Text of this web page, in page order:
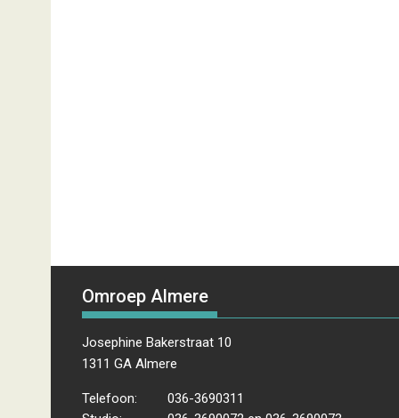
Omroep Almere
Josephine Bakerstraat 10
1311 GA Almere
Telefoon:
036-3690311